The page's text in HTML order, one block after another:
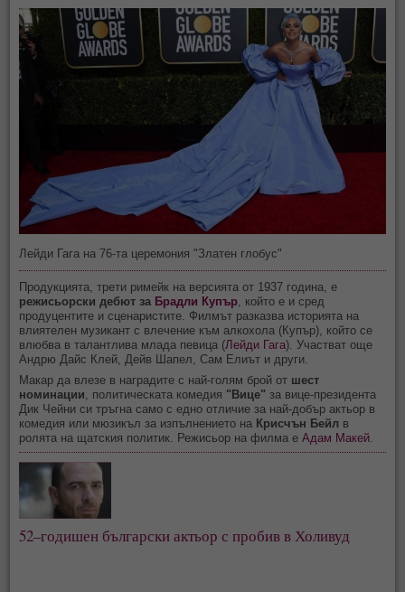
Лейди Гага на 76-та церемония "Златен глобус"
Продукцията, трети римейк на версията от 1937 година, е
режисьорски дебют за Брадли Купър, който е и сред
продуцентите и сценаристите. Филмът разказва историята на
влиятелен музикант с влечение към алкохола (Купър), който се
влюбва в талантлива млада певица (Лейди Гага). Участват още
Андрю Дайс Клей, Дейв Шапел, Сам Елиът и други.
Макар да влезе в наградите с най-голям брой от шест
номинации, политическата комедия "Вице" за вице-президента
Дик Чейни си тръгна само с едно отличие за най-добър актьор в
комедия или мюзикъл за изпълнението на Крисчън Бейл в
ролята на щатския политик. Режисьор на филма еАдам Макей.
52–годишен български актьор с пробив в Холивуд